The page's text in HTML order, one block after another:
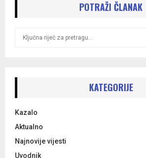
POTRAŽI ČLANAK
r
:
KATEGORIJE
Kazalo
Aktualno
Najnovije vijesti
Uvodnik